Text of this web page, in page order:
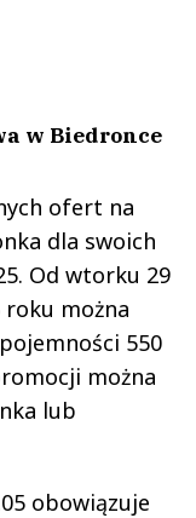
w Biedronce
ofert na
dla swoich
Od wtorku 29
można
550
można
lub
obowiązuje